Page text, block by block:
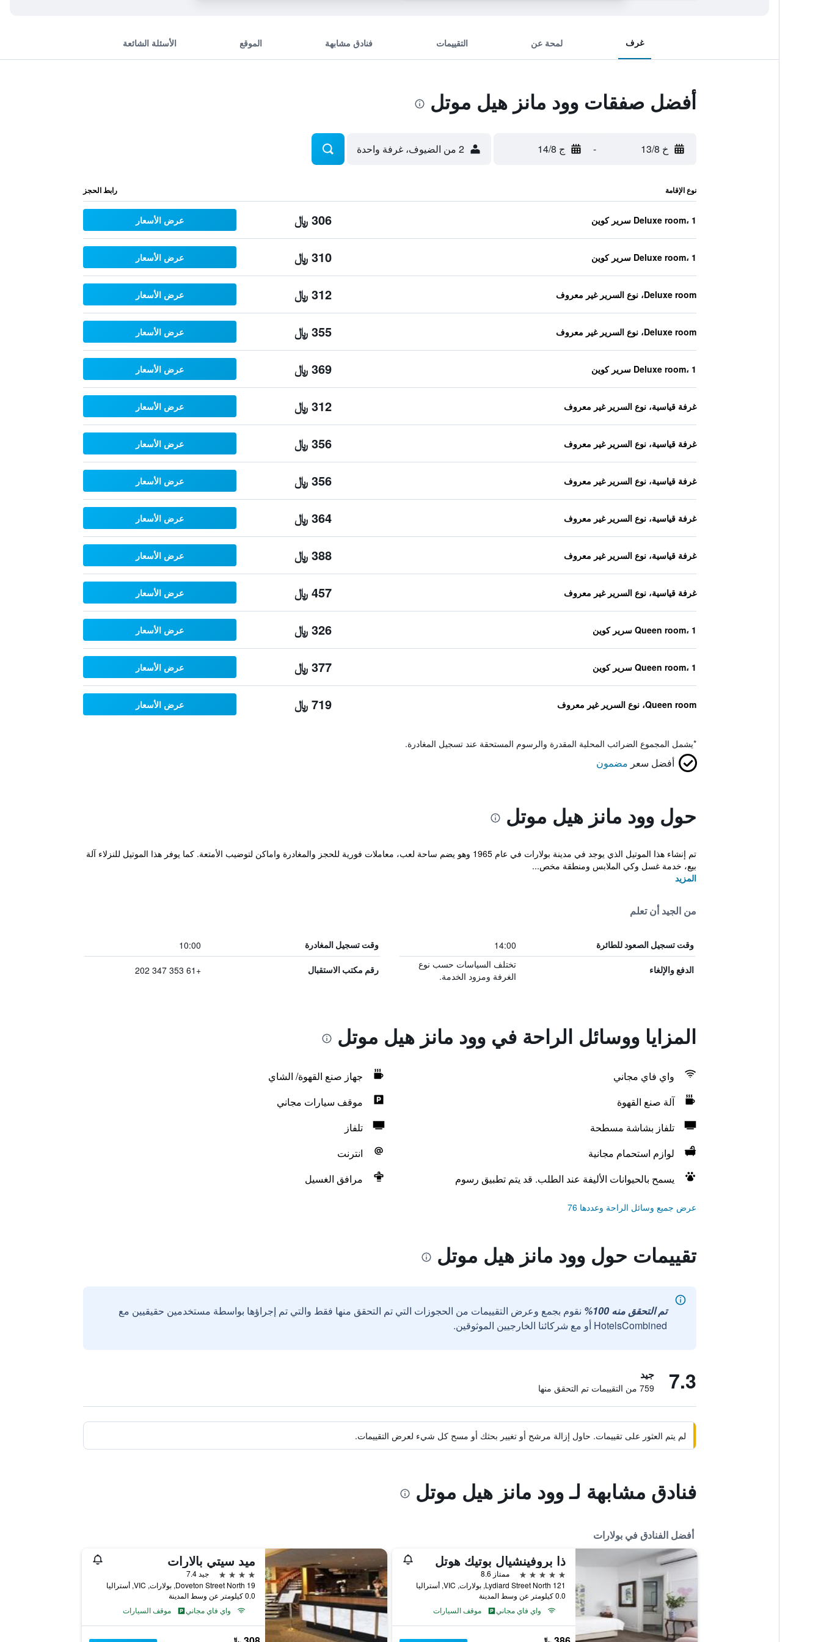
غرف لمحة عن التقييمات فنادق مشابهة الموقع الأسئلة الشائعة
أفضل صفقات وود مانز هيل موتل
خ 13/8 - ج 14/8 2 من الضيوف، غرفة واحدة
نوع الإقامة رابط الحجز
Deluxe room، 1 سرير كوين 306 ﷼ عرض الأسعار
Deluxe room، 1 سرير كوين 310 ﷼ عرض الأسعار
Deluxe room، نوع السرير غير معروف 312 ﷼ عرض الأسعار
Deluxe room، نوع السرير غير معروف 355 ﷼ عرض الأسعار
Deluxe room، 1 سرير كوين 369 ﷼ عرض الأسعار
غرفة قياسية، نوع السرير غير معروف 312 ﷼ عرض الأسعار
غرفة قياسية، نوع السرير غير معروف 356 ﷼ عرض الأسعار
غرفة قياسية، نوع السرير غير معروف 356 ﷼ عرض الأسعار
غرفة قياسية، نوع السرير غير معروف 364 ﷼ عرض الأسعار
غرفة قياسية، نوع السرير غير معروف 388 ﷼ عرض الأسعار
غرفة قياسية، نوع السرير غير معروف 457 ﷼ عرض الأسعار
Queen room، 1 سرير كوين 326 ﷼ عرض الأسعار
Queen room، 1 سرير كوين 377 ﷼ عرض الأسعار
Queen room، نوع السرير غير معروف 719 ﷼ عرض الأسعار
*يشمل المجموع الضرائب المحلية المقدرة والرسوم المستحقة عند تسجيل المغادرة.
أفضل سعر مضمون
حول وود مانز هيل موتل
تم إنشاء هذا الموتيل الذي يوجد في مدينة بولارات في عام 1965 وهو يضم ساحة لعب، معاملات فورية للحجز والمغادرة واماكن لتوضيب الأمتعة. كما يوفر هذا الموتيل للنزلاء آلة
بيع، خدمة غسل وكي الملابس ومنطقة مخص...
المزيد
من الجيد أن تعلم
وقت تسجيل الصعود للطائرة 14:00 وقت تسجيل المغادرة 10:00
الدفع والإلغاء
تختلف السياسات حسب نوع
الغرفة ومزود الخدمة.
رقم مكتب الاستقبال +61 353 347 202
المزايا ووسائل الراحة في وود مانز هيل موتل
واي فاي مجاني
جهاز صنع القهوة/ الشاي
آلة صنع القهوة
موقف سيارات مجاني
تلفاز بشاشة مسطحة
تلفاز
لوازم استحمام مجانية
انترنت
يسمح بالحيوانات الأليفة عند الطلب. قد يتم تطبيق رسوم
مرافق الغسيل
عرض جميع وسائل الراحة وعددها 76
تقييمات حول وود مانز هيل موتل
تم التحقق منه 100%
نقوم بجمع وعرض التقييمات من الحجوزات التي تم التحقق منها فقط والتي تم إجراؤها بواسطة مستخدمين حقيقيين مع
HotelsCombined أو مع شركائنا الخارجيين الموثوقين.
7.3 جيد
759 من التقييمات تم التحقق منها
لم يتم العثور على تقييمات. حاول إزالة مرشح أو تغيير بحثك أو مسح كل شيء لعرض التقييمات.
فنادق مشابهة لـ وود مانز هيل موتل
أفضل الفنادق في بولارات
ذا بروفينشيال بوتيك هوتل
5 نجوم
ممتاز 8.6
121 Lydiard Street North, بولارات, VIC, أستراليا
0.0 كيلومتر عن وسط المدينة
واي فاي مجاني
موقف السيارات
ميد سيتي بالارات
4 نجوم
جيد 7.4
19 Doveton Street North, بولارات, VIC, أستراليا
0.0 كيلومتر عن وسط المدينة
واي فاي مجاني
موقف السيارات